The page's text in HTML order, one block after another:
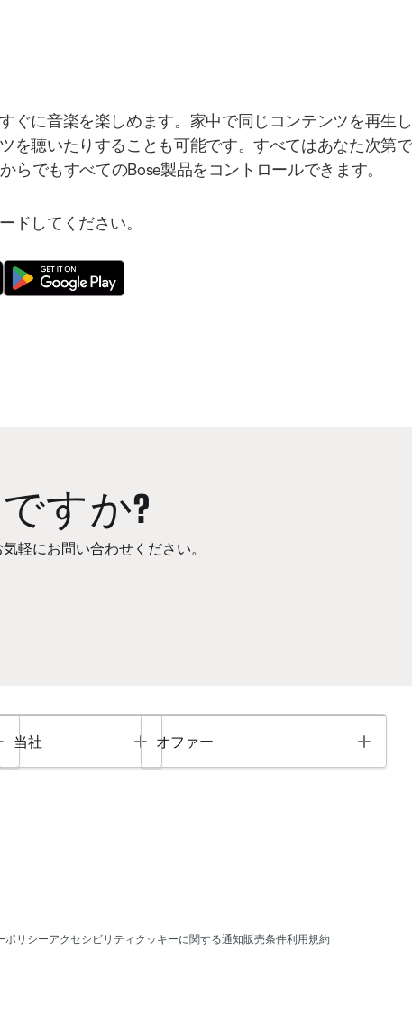
ぐに音楽を楽しめます。家中で同じコンテンツを再生
を聴いたりすることも可能です。すべてはあなた次第で
らでもすべてのBose製品をコントロールできます。
ドしてください。
すか?
軽にお問い合わせください。
Toggle
当社 Toggle
オファー Toggle
ポリシーアクセシビリティ クッキーに関する通知販売条件利用規約